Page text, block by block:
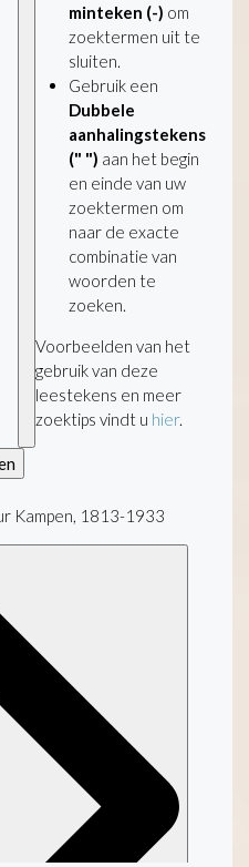
minteken (-) om
zoektermen uit te
sluiten.
Gebruik een
Dubbele
aanhalingstekens
(" ") aan het begin
en einde van uw
zoektermen om
naar de exacte
combinatie van
woorden te
zoeken.
Voorbeelden van het
gebruik van deze
leestekens en meer
zoektips vindt u hier.
Kampen, 1813-1933